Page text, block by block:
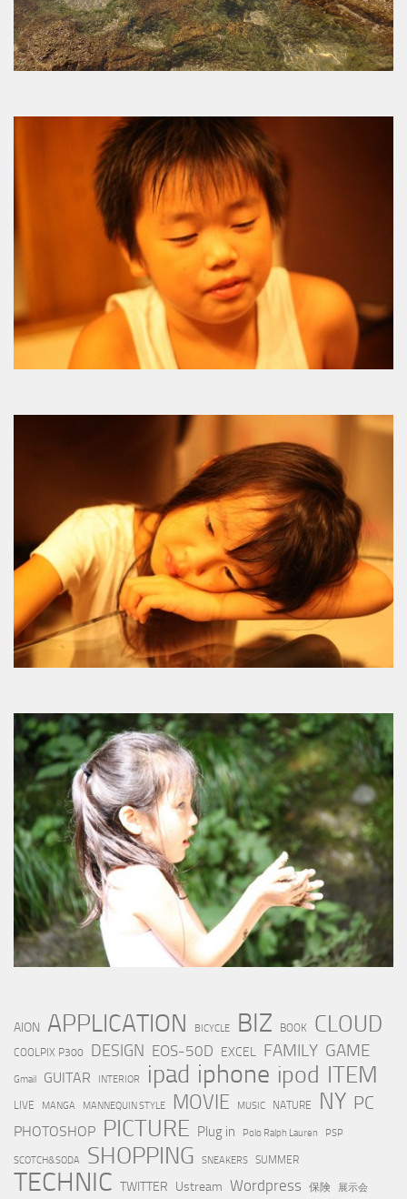
AION APPLICATION BICYCLE BIZ BOOK CLOUD
COOLPIX P300 DESIGN EOS-50D EXCEL FAMILY GAME
Gmail GUITAR INTERIOR ipad iphone ipod ITEM
LIVE MANGA MANNEQUIN STYLE MOVIE MUSIC NATURE NY PC
PHOTOSHOP PICTURE Plug in Polo Ralph Lauren PSP
SCOTCH&SODA SHOPPING SNEAKERS SUMMER
TECHNIC TWITTER Ustream Wordpress 保険 展示会